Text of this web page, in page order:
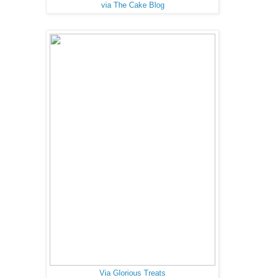
via The Cake Blog
Via Glorious Treats